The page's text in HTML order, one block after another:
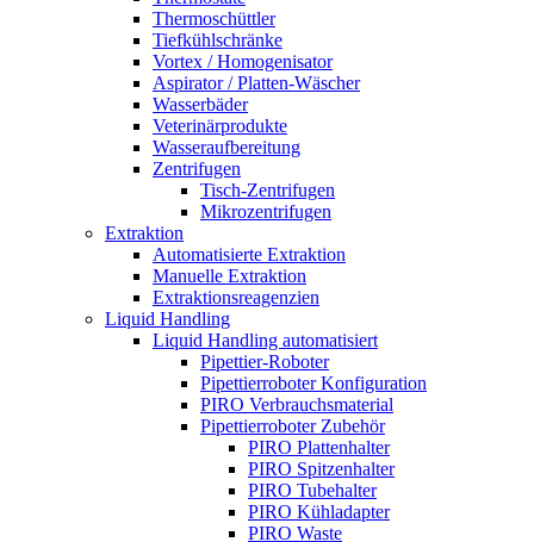
Thermoschüttler
Tiefkühlschränke
Vortex / Homogenisator
Aspirator / Platten-Wäscher
Wasserbäder
Veterinärprodukte
Wasseraufbereitung
Zentrifugen
Tisch-Zentrifugen
Mikrozentrifugen
Extraktion
Automatisierte Extraktion
Manuelle Extraktion
Extraktionsreagenzien
Liquid Handling
Liquid Handling automatisiert
Pipettier-Roboter
Pipettierroboter Konfiguration
PIRO Verbrauchsmaterial
Pipettierroboter Zubehör
PIRO Plattenhalter
PIRO Spitzenhalter
PIRO Tubehalter
PIRO Kühladapter
PIRO Waste